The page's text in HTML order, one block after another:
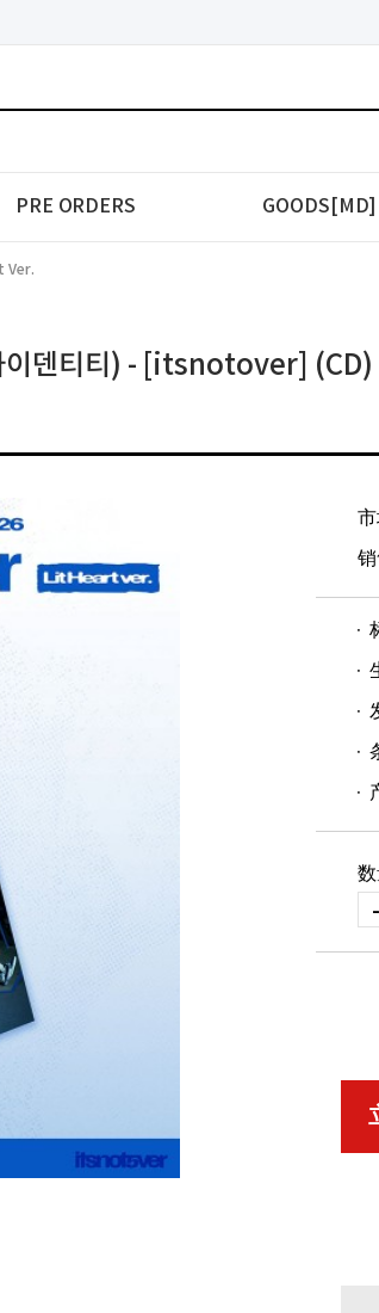
PRE ORDERS GOODS[MD]
Ver.
덴티티) - [itsnotover]